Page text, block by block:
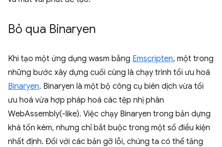
Bỏ qua Binaryen
Khi tạo một ứng dụng wasm bằng Emscripten, một trong
những bước xây dựng cuối cùng là chạy trình tối ưu hoá
Binaryen. Binaryen là một bộ công cụ biên dịch vừa tối
ưu hoá vừa hợp pháp hoá các tệp nhị phân
WebAssembly(-like). Việc chạy Binaryen trong bản dựng
khá tốn kém, nhưng chỉ bắt buộc trong một số điều kiện
nhất định. Đối với các bản gỡ lỗi, chúng ta có thể tăng